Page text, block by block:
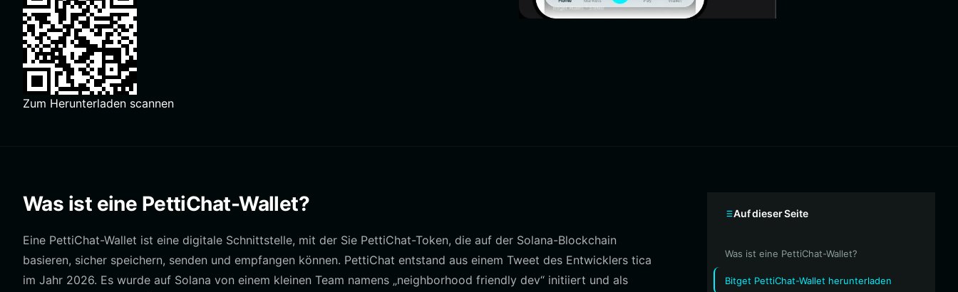
Zum Herunterladen scannen
Was ist eine PettiChat-Wallet?
Eine PettiChat-Wallet ist eine digitale Schnittstelle, mit der Sie PettiChat-Token, die auf der Solana-Blockchain
basieren, sicher speichern, senden und empfangen können. PettiChat entstand aus einem Tweet des Entwicklers tica
im Jahr 2026. Es wurde auf Solana von einem kleinen Team namens „neighborhood friendly dev“ initiiert und als
Auf dieser Seite
Was ist eine PettiChat-Wallet?
Bitget PettiChat-Wallet herunterladen